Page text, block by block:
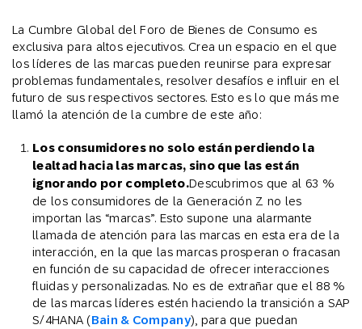
La Cumbre Global del Foro de Bienes de Consumo es
exclusiva para altos ejecutivos. Crea un espacio en el que
los líderes de las marcas pueden reunirse para expresar
problemas fundamentales, resolver desafíos e influir en el
futuro de sus respectivos sectores. Esto es lo que más me
llamó la atención de la cumbre de este año:
Los consumidores no solo están perdiendo la
lealtad hacia las marcas, sino que las están
ignorando por completo.Descubrimos que al 63 %
de los consumidores de la Generación Z no les
importan las “marcas”. Esto supone una alarmante
llamada de atención para las marcas en esta era de la
interacción, en la que las marcas prosperan o fracasan
en función de su capacidad de ofrecer interacciones
fluidas y personalizadas. No es de extrañar que el 88 %
de las marcas líderes estén haciendo la transición a SAP
S/4HANA (Bain & Company), para que puedan